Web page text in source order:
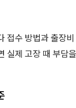
접수 방법과 출장
실제 고장 때 부담